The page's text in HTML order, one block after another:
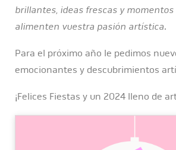
brillantes, ideas frescas y
alimenten vuestra pasión artística.
Para el próximo año le pedimos
emocionantes y descubrimientos
¡Felices Fiestas y un 2024 lleno de